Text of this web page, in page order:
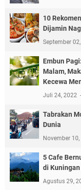
10
Dijamin
September 02,
Embun
Malam,
Kecewa
Juli 24, 2022
Tabrakan
Dunia
November 10,
5 Cafe
di Kuningan
Agustus 29,